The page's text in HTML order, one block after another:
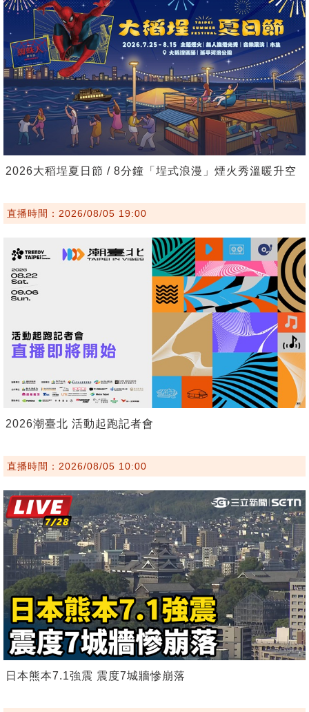
2026大稻埕夏日節 / 8分鐘「埕式浪漫」煙火秀溫暖升空
直播時間：2026/08/05 19:00
2026潮臺北 活動起跑記者會
直播時間：2026/08/05 10:00
日本熊本7.1強震 震度7城牆慘崩落